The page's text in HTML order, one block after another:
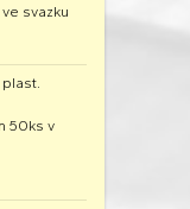
svazku
plast.
50ks v